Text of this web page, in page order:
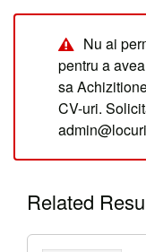
Nu ai
pentru a
sa
CV-uri.
Related